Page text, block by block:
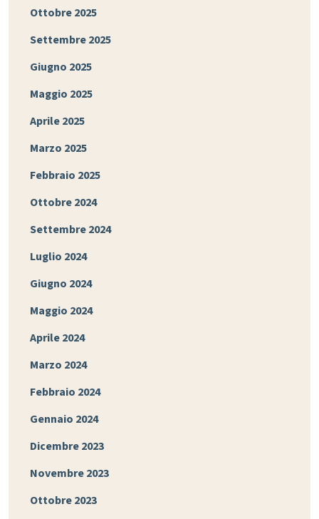
Ottobre 2025
Settembre 2025
Giugno 2025
Maggio 2025
Aprile 2025
Marzo 2025
Febbraio 2025
Ottobre 2024
Settembre 2024
Luglio 2024
Giugno 2024
Maggio 2024
Aprile 2024
Marzo 2024
Febbraio 2024
Gennaio 2024
Dicembre 2023
Novembre 2023
Ottobre 2023